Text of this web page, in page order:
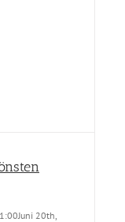
Juni 20th,